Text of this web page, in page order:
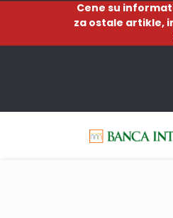
Cene su
za ostale artikle,